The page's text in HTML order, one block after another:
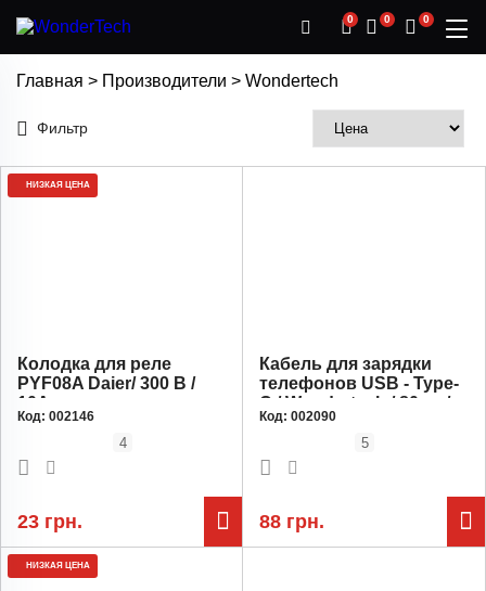
0 0 0
Главная > Производители > Wondertech
Фильтр
НИЗКАЯ ЦЕНА
Колодка для реле
PYF08A Daier/ 300 B /
10A
Код: 002146
4
23 грн.
Кабель для зарядки
телефонов USB - Type-
C / Wondertech / 80см /
Черный
Код: 002090
5
88 грн.
НИЗКАЯ ЦЕНА